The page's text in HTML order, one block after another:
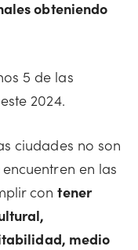
obteniendo
5 de las
2024.
ciudades no son
en las
contener
medio